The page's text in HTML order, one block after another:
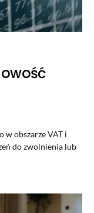
w obszarze VAT i
do zwolnienia lub